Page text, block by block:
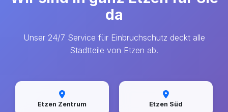
da
Unser 24/7 Service für Einbruchschutz deckt alle
Stadtteile von Etzen ab.
Etzen Zentrum Etzen Süd